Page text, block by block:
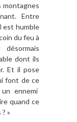
montagnes
Entre
est humble
du feu à
dont ils
Et il pose
font de ce
ennemi
quand ce
»